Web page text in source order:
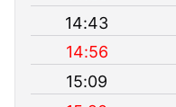
14:43
14:56
15:09